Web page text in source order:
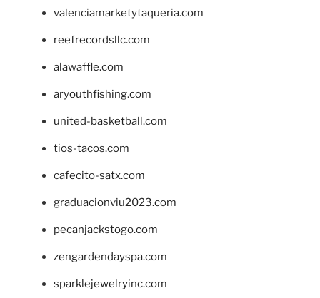
valenciamarketytaqueria.com
reefrecordsllc.com
alawaffle.com
aryouthfishing.com
united-basketball.com
tios-tacos.com
cafecito-satx.com
graduacionviu2023.com
pecanjackstogo.com
zengardendayspa.com
sparklejewelryinc.com